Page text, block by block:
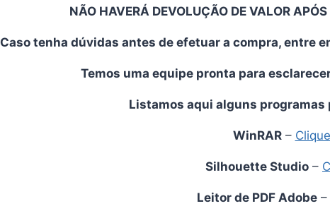
NÃO HAVERÁ DEVOLUÇÃO DE VALOR
Caso tenha dúvidas antes de efetuar a compra, entre
Temos uma equipe pronta para
Listamos aqui alguns programas
WinRAR–
Silhouette Studio –
Leitor de PDF Adobe –